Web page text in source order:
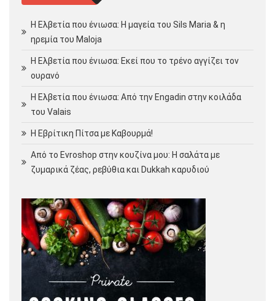
Η Ελβετία που ένιωσα: Η μαγεία του Sils Maria & η
ηρεμία του Maloja
Η Ελβετία που ένιωσα: Εκεί που το τρένο αγγίζει τον
ουρανό
Η Ελβετία που ένιωσα: Από την Engadin στην κοιλάδα
του Valais
Η Εβρίτικη Πίτσα με Καβουρμά!
Από το Evroshop στην κουζίνα μου: Η σαλάτα με
ζυμαρικά ζέας, ρεβύθια και Dukkah καρυδιού